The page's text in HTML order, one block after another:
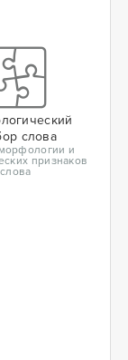
слова
и
признаков
слова